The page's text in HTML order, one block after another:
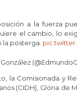
a la fuerza
el cambio, lo
la posterga.
la Comisionada y
(CIDH), Gloria de